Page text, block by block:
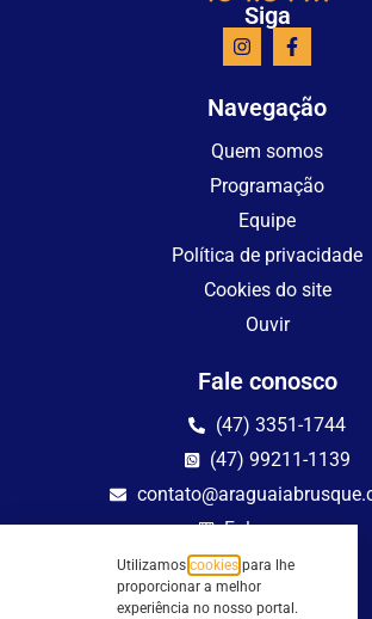
Siga
Navegação
Quem somos
Programação
Equipe
Política de privacidade
Cookies do site
Ouvir
Fale conosco
(47) 3351-1744
(47) 99211-1139
Fale conosco
Site seguro
Utilizamos cookies para lhe
proporcionar a melhor
experiência no nosso portal.